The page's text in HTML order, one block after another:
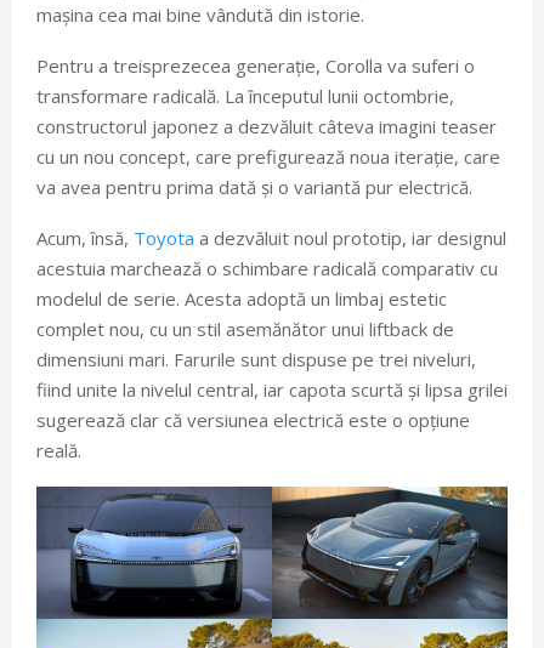
mașina cea mai bine vândută din istorie.
Pentru a treisprezecea generație, Corolla va suferi o
transformare radicală. La începutul lunii octombrie,
constructorul japonez a dezvăluit câteva imagini teaser
cu un nou concept, care prefigurează noua iterație, care
va avea pentru prima dată și o variantă pur electrică.
Acum, însă, Toyota a dezvăluit noul prototip, iar designul
acestuia marchează o schimbare radicală comparativ cu
modelul de serie. Acesta adoptă un limbaj estetic
complet nou, cu un stil asemănător unui liftback de
dimensiuni mari. Farurile sunt dispuse pe trei niveluri,
fiind unite la nivelul central, iar capota scurtă și lipsa grilei
sugerează clar că versiunea electrică este o opțiune
reală.